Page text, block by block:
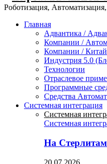
Роботизация,
Главная
Адвантика /
Компании /
Компании / Китай
Индустрия 5.0
Технологии
Отраслевое
Программные
Средства
Системная интеграция
Системная
Системная
На
20.07.2026